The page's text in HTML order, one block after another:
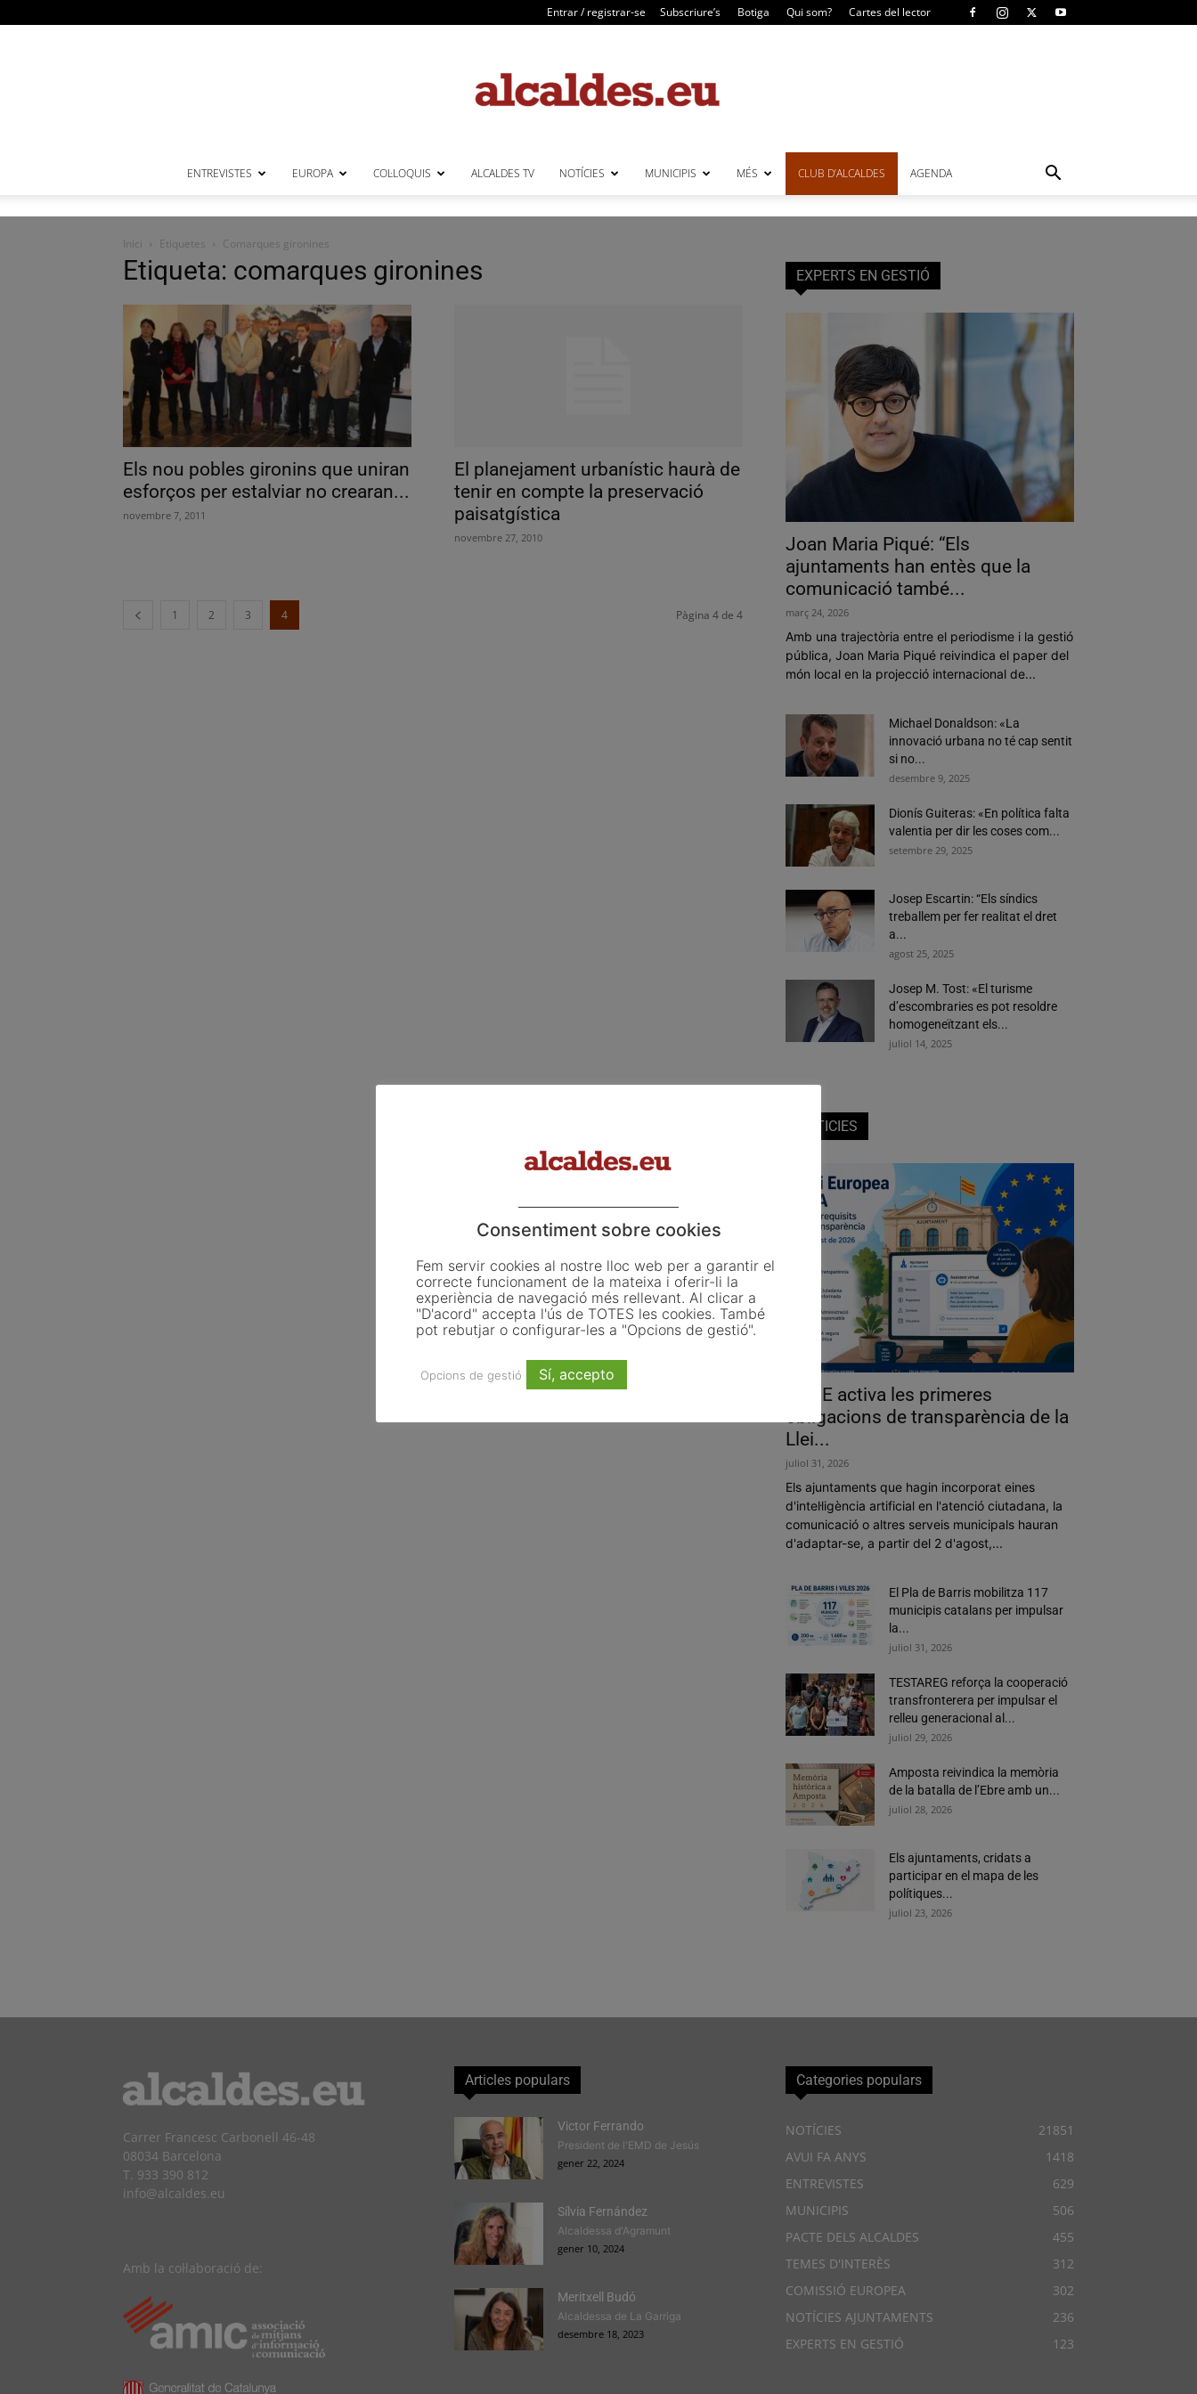
Entrar / registrar-se Subscriure’s Botiga Qui som? Cartes del lector
ENTREVISTES EUROPA COL·LOQUIS ALCALDES TV NOTÍCIES MUNICIPIS MÉS CLUB D’ALCALDES AGENDA
Inici Etiquetes Comarques gironines
Etiqueta: comarques gironines
Els nou pobles gironins que uniran
esforços per estalviar no crearan...
novembre 7, 2011
El planejament urbanístic haurà de
tenir en compte la preservació
paisatgística
novembre 27, 2010
1 2 3 4 Pàgina 4 de 4
EXPERTS EN GESTIÓ
Joan Maria Piqué: “Els
ajuntaments han entès que la
comunicació també...
març 24, 2026
Amb una trajectòria entre el periodisme i la gestió
pública, Joan Maria Piqué reivindica el paper del
món local en la projecció internacional de...
Michael Donaldson: «La
innovació urbana no té cap sentit
si no...
desembre 9, 2025
Dionís Guiteras: «En política falta
valentia per dir les coses com...
setembre 29, 2025
Josep Escartin: “Els síndics
treballem per fer realitat el dret
a...
agost 25, 2025
Josep M. Tost: «El turisme
d’escombraries es pot resoldre
homogeneïtzant els...
juliol 14, 2025
NOTICIES
La UE activa les primeres
obligacions de transparència de la
Llei...
juliol 31, 2026
Els ajuntaments que hagin incorporat eines
d'intel·ligència artificial en l'atenció ciutadana, la
comunicació o altres serveis municipals hauran
d'adaptar-se, a partir del 2 d'agost,...
El Pla de Barris mobilitza 117
municipis catalans per impulsar
la...
juliol 31, 2026
TESTAREG reforça la cooperació
transfronterera per impulsar el
relleu generacional al...
juliol 29, 2026
Amposta reivindica la memòria
de la batalla de l’Ebre amb un...
juliol 28, 2026
Els ajuntaments, cridats a
participar en el mapa de les
polítiques...
juliol 23, 2026
Carrer Francesc Carbonell 46-48
08034 Barcelona
T. 933 390 812
info@alcaldes.eu
Amb la col·laboració de:
Articles populars
Victor Ferrando
President de l'EMD de Jesús
gener 22, 2024
Sílvia Fernández
Alcaldessa d'Agramunt
gener 10, 2024
Meritxell Budó
Alcaldessa de La Garriga
desembre 18, 2023
Categories populars
NOTÍCIES
21851
AVUI FA ANYS
1418
ENTREVISTES
629
MUNICIPIS
506
PACTE DELS ALCALDES
455
TEMES D'INTERÈS
312
COMISSIÓ EUROPEA
302
NOTÍCIES AJUNTAMENTS
236
EXPERTS EN GESTIÓ
123
Consentiment sobre cookies
Fem servir cookies al nostre lloc web per a garantir el
correcte funcionament de la mateixa i oferir-li la
experiència de navegació més rellevant. Al clicar a
"D'acord" accepta l'ús de TOTES les cookies. També
pot rebutjar o configurar-les a "Opcions de gestió".
Opcions de gestió Sí, accepto